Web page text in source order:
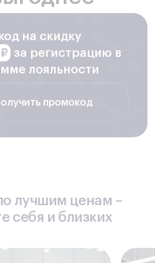
на скидку
за регистрацию в
лояльности
промокод
лучшим ценам –
себя и близких